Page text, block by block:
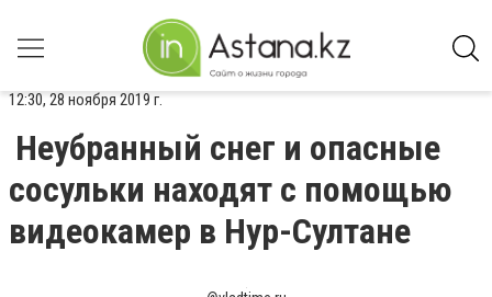
12:30, 28 ноября 2019 г.
Неубранный снег и опасные
сосульки находят с помощью
видеокамер в Нур-Султане